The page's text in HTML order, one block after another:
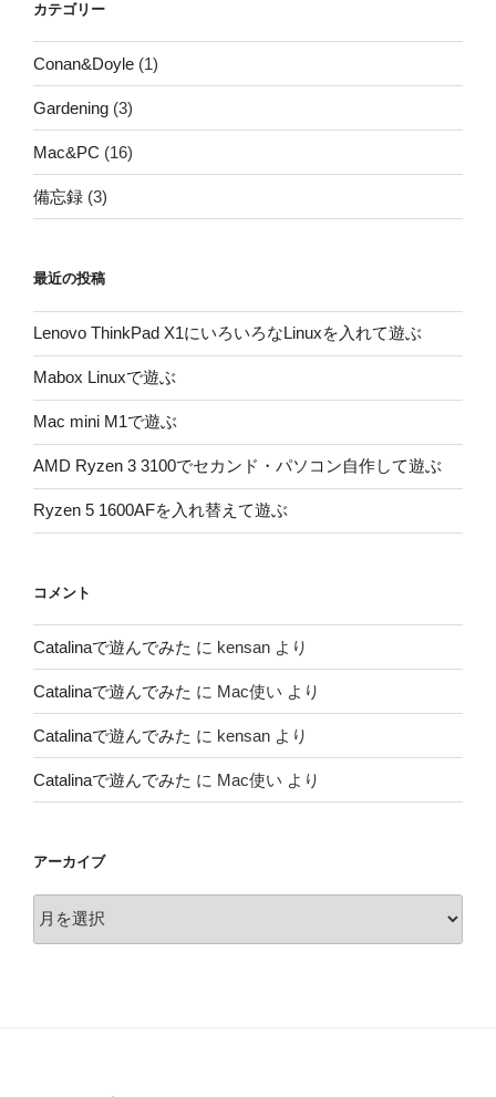
カテゴリー
Conan&Doyle (1)
Gardening (3)
Mac&PC (16)
備忘録 (3)
最近の投稿
Lenovo ThinkPad X1にいろいろなLinuxを入れて遊ぶ
Mabox Linuxで遊ぶ
Mac mini M1で遊ぶ
AMD Ryzen 3 3100でセカンド・パソコン自作して遊ぶ
Ryzen 5 1600AFを入れ替えて遊ぶ
コメント
Catalinaで遊んでみた に kensan より
Catalinaで遊んでみた に Mac使い より
Catalinaで遊んでみた に kensan より
Catalinaで遊んでみた に Mac使い より
アーカイブ
ー